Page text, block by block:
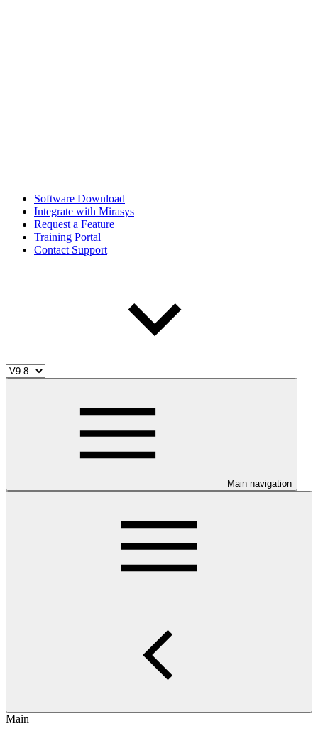
Software Download
Integrate with Mirasys
Request a Feature
Training Portal
Contact Support
Main navigation
Main